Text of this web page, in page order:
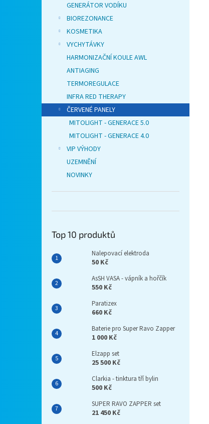
GENERÁTOR VODÍKU
BIOREZONANCE
KOSMETIKA
VYCHYTÁVKY
HARMONIZAČNÍ KOULE AWL
ANTIAGING
TERMOREGULACE
INFRA RED THERAPY
ČERVENÉ PANELY
MITOLIGHT - GENERACE 5.0
MITOLIGHT - GENERACE 4.0
VIP VÝHODY
UZEMNĚNÍ
NOVINKY
Top 10 produktů
Nalepovací elektroda
50 Kč
AsSH VASA - vápník a hořčík
550 Kč
Paratizex
660 Kč
Baterie pro Super Ravo Zapper
1 000 Kč
Elzapp set
25 500 Kč
Clarkia - tinktura tří bylin
500 Kč
SUPER RAVO ZAPPER set
21 450 Kč